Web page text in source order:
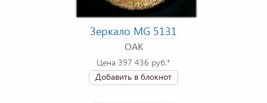
Зеркало MG 5131
OAK
Цена 397 436 руб.*
Добавить в блокнот